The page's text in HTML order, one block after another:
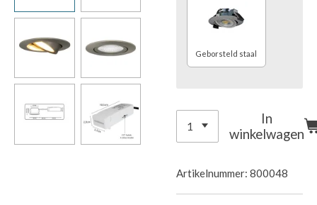
Geborsteld staal
In
winkelwagen
Artikelnummer: 800048